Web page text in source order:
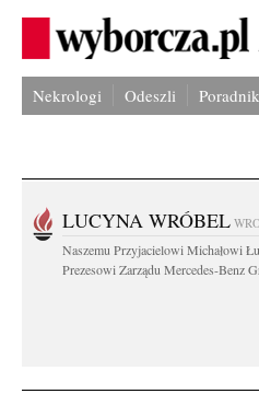
Nekrologi Odeszli
LUCYNA WRÓBEL
Naszemu Przyjacielowi Michałowi
Prezesowi Zarządu Mercedes-Benz